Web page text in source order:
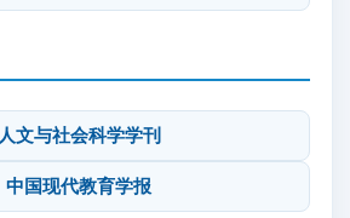
人文与社会科学学刊
中国现代教育学报